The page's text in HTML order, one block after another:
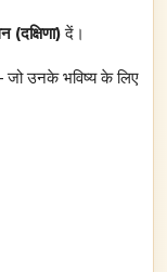
दें।
जो उनके भविष्य के लिए